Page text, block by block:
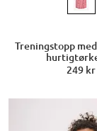
Treningstopp
249 kr